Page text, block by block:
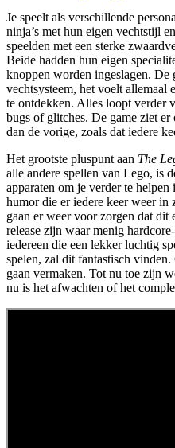
Je speelt als verschillende
ninja’s met hun eigen vechtstijl
speelden met een sterke
Beide hadden hun eigen
knoppen worden ingeslagen. De
vechtsysteem, het voelt allemaal
te ontdekken. Alles loopt verder
bugs of glitches. De game ziet
dan de vorige, zoals dat iedere
Het grootste pluspunt aan The
alle andere spellen van Lego, is
apparaten om je verder te
humor die er iedere keer weer in
gaan er weer voor zorgen dat dit
release zijn waar menig
iedereen die een lekker luchtig
spelen, zal dit fantastisch
gaan vermaken. Tot nu toe zijn
nu is het afwachten of het